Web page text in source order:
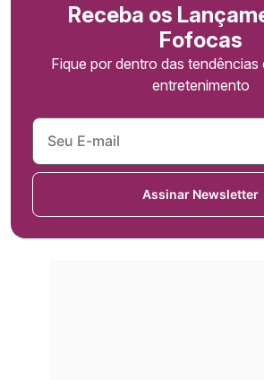
Receba os
Fofocas
Fique por dentro das tendências
entretenimento
Assinar Newsletter